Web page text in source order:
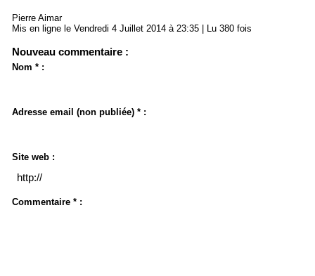
Pierre Aimar
Mis en ligne le Vendredi 4 Juillet 2014 à 23:35 | Lu 380 fois
Nouveau commentaire :
Nom * :
Adresse email (non publiée) * :
Site web :
Commentaire * :